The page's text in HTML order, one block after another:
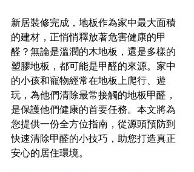
新居裝修完成，地板作為家中最大面積
的建材，正悄悄釋放著危害健康的甲
醛？無論是溫潤的木地板，還是多樣的
塑膠地板，都可能是甲醛的來源。家中
的小孩和寵物經常在地板上爬行、遊
玩，為他們清除最常接觸的地板甲醛，
是保護他們健康的首要任務。本文將為
您提供一份全方位指南，從源頭預防到
快速清除甲醛的小技巧，助您打造真正
安心的居住環境。